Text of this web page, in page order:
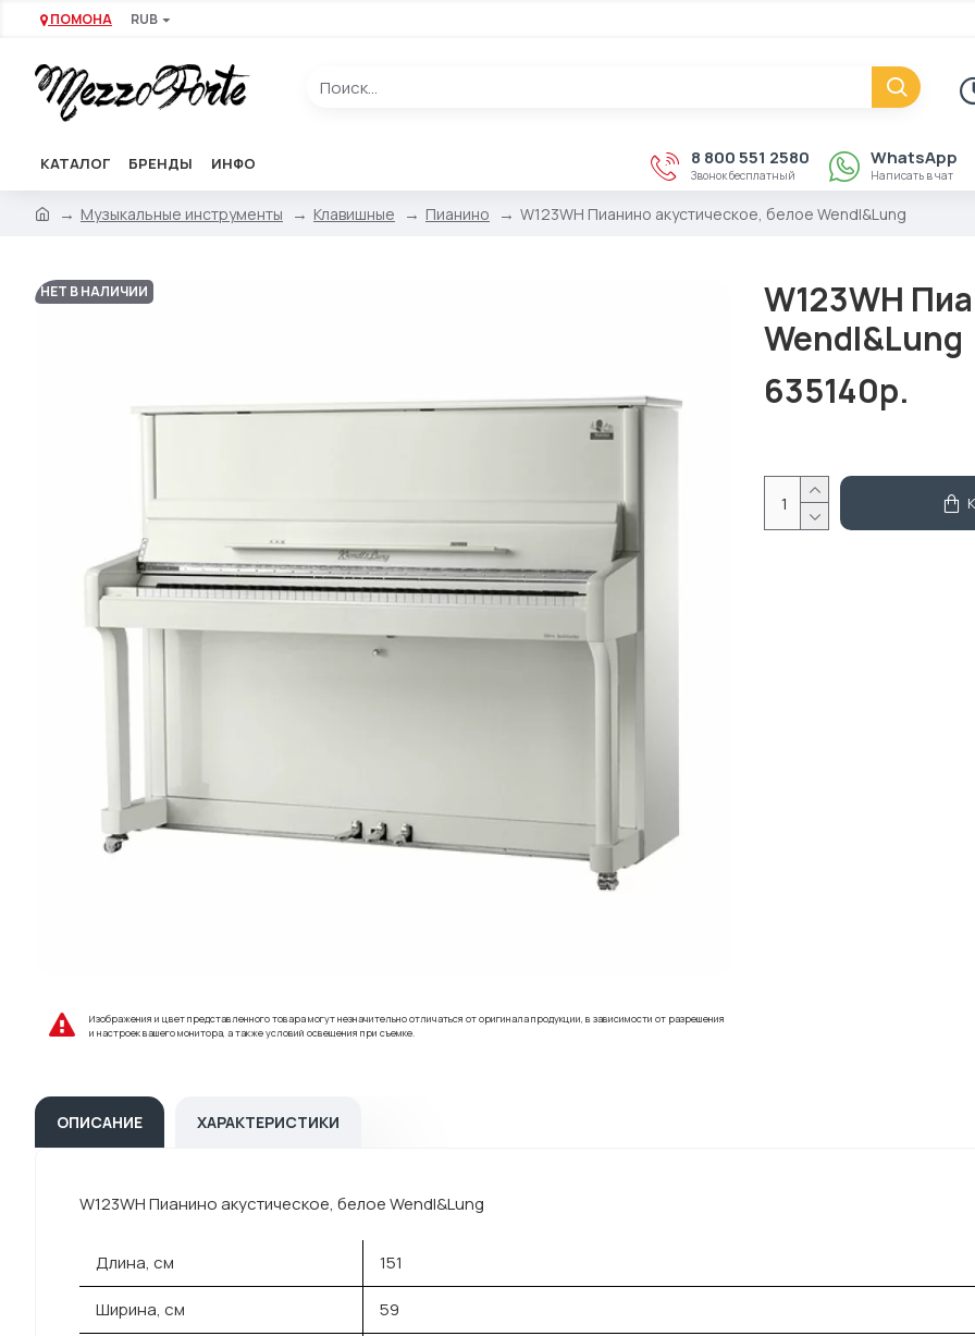
ПОМОНА RUB
КАТАЛОГ БРЕНДЫ ИНФО 8 800 551 2580
Звонок бесплатный
WhatsApp
Написать в чат
Музыкальные инструменты Клавишные Пианино W123WH Пианино акустическое, белое Wendl&Lung
НЕТ В НАЛИЧИИ
Изображения и цвет представленного товара могут незначительно отличаться от оригинала продукции, в зависимости от разрешения
и настроек вашего монитора, а также условий освещения при съемке.
W123WH
Wendl&Lung
635140р.
ОПИСАНИЕ ХАРАКТЕРИСТИКИ
W123WH Пианино акустическое, белое Wendl&Lung
Длина, см 151
Ширина, см 59